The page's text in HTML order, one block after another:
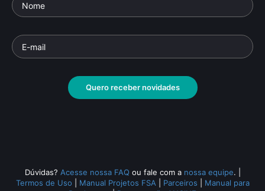
Quero receber novidades
Dúvidas? Acesse nossa FAQ ou fale com a nossa equipe.
Termos de Uso
Manual Projetos FSA Parceiros
Manual para